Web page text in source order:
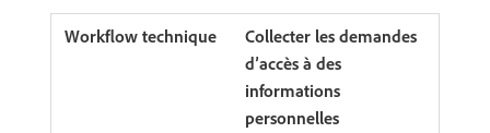
Collecter les demandes
d’accès à des
informations
personnelles